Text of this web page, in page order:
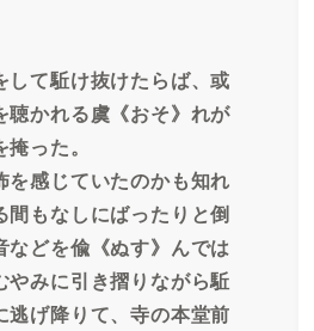
て駈け抜けたらば、或
聴かれる虞《おそ》れが
った。
感じていたのかも知れ
もなしにばったりと倒
どを偸《ぬす》んでは
みに引き摺りながら駈
げ降りて、寺の本堂前